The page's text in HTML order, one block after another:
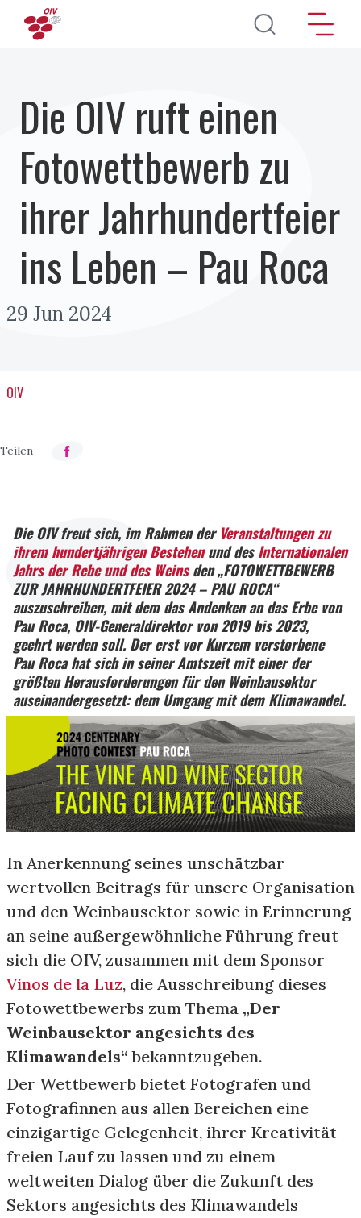
Direkt zum Inhalt
Die OIV ruft einen
Fotowettbewerb zu
ihrer Jahrhundertfeier
ins Leben – Pau Roca
29 Jun 2024
OIV
Die OIV freut sich, im Rahmen der Veranstaltungen zu
ihrem hundertjährigen Bestehenund des Internationalen
Jahrs der Rebe und des Weins den „FOTOWETTBEWERB
ZUR JAHRHUNDERTFEIER 2024 – PAU ROCA“
auszuschreiben, mit dem das Andenken an das Erbe von
Pau Roca, OIV-Generaldirektor von 2019 bis 2023,
geehrt werden soll. Der erst vor Kurzem verstorbene
Pau Roca hat sich in seiner Amtszeit mit einer der
größten Herausforderungen für den Weinbausektor
auseinandergesetzt: dem Umgang mit dem Klimawandel.
In Anerkennung seines unschätzbar
wertvollen Beitrags für unsere Organisation
und den Weinbausektor sowie in Erinnerung
an seine außergewöhnliche Führung freut
sich die OIV, zusammen mit dem Sponsor
Vinos de la Luz, die Ausschreibung dieses
Fotowettbewerbs zum Thema „Der
Weinbausektor angesichts des
Klimawandels“ bekanntzugeben.
Der Wettbewerb bietet Fotografen und
Fotografinnen aus allen Bereichen eine
einzigartige Gelegenheit, ihrer Kreativität
freien Lauf zu lassen und zu einem
weltweiten Dialog über die Zukunft des
Sektors angesichts des Klimawandels